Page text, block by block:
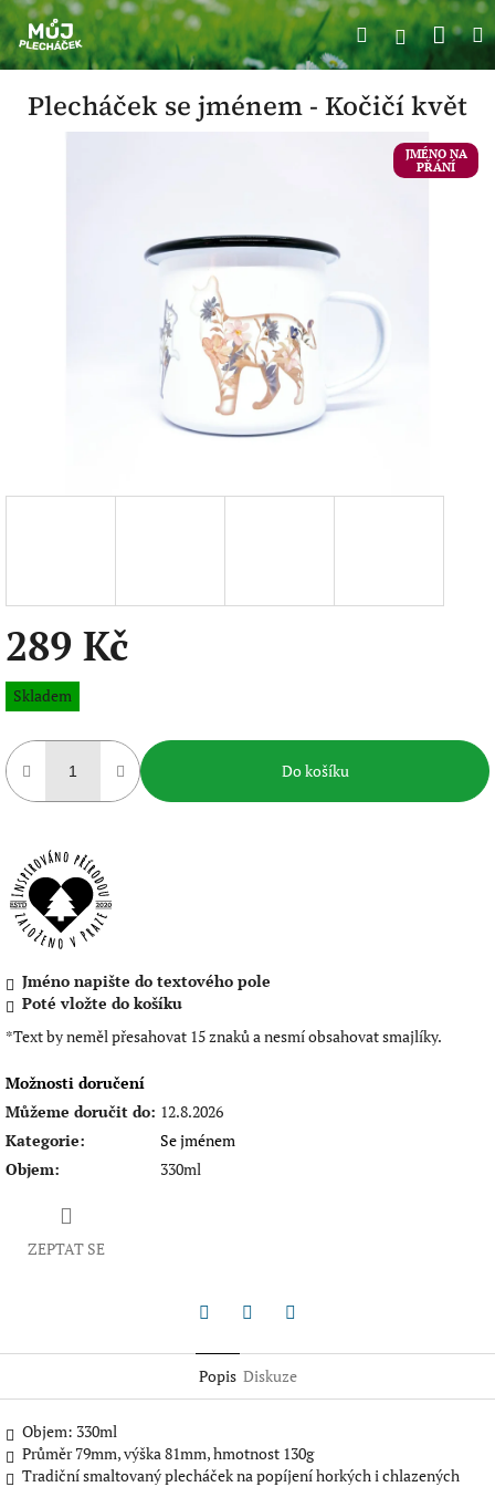
Přejít
na
obsah
HledatPřihlášení
Plecháček se jménem - Kočičí květ
JMÉNO NA
PŘÁNÍ
289 Kč
Měrná
cena:
Skladem
Do košíku
Jméno napište do textového pole
Poté vložte do košíku
*Text by neměl přesahovat 15 znaků a nesmí obsahovat smajlíky.
Možnosti doručení
Můžeme doručit do: 12.8.2026
Kategorie:
Se jménem
Objem: 330ml
ZEPTAT SE
Popis Diskuze
Objem: 330ml
Průměr 79mm, výška 81mm, hmotnost 130g
Tradiční smaltovaný plecháček na popíjení horkých i chlazených